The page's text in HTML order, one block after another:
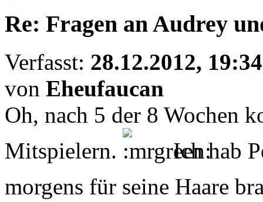
Re: Fragen an Audrey
Verfasst: 28.12.2012, 19:34
von Eheufaucan
Oh, nach 5 der 8 Wochen
Mitspielern.
Ich hab
morgens für seine Haare